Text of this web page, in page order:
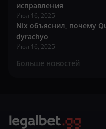
исправления
Июл 16, 2025
Nix объяснил, почему
dyrachyo
Июл 16, 2025
Больше новостей